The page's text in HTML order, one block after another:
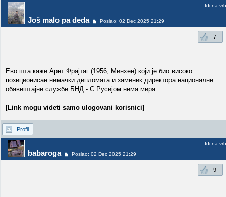
Još malo pa deda Poslao: 02 Dec 2025 21:29
Idi na vrh
7
Ево шта каже Арнт Фрајтаг (1956, Минхен) који је био високо
позиционисан немачки дипломата и заменик директора националне
обавештајне службе БНД - С Русијом нема мира
[Link mogu videti samo ulogovani korisnici]
Profil
babaroga Poslao: 02 Dec 2025 21:29
Idi na vrh
9